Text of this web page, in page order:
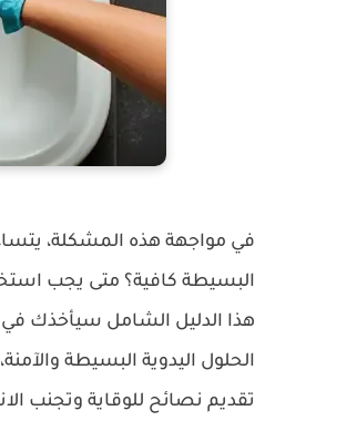
في مواجهة هذه المشكلة،
البسيطة كافية؟ متى يجب
هذا الدليل الشامل سيأخذك
الحلول اليدوية البسيطة
تقديم نصائح للوقاية وتجنب